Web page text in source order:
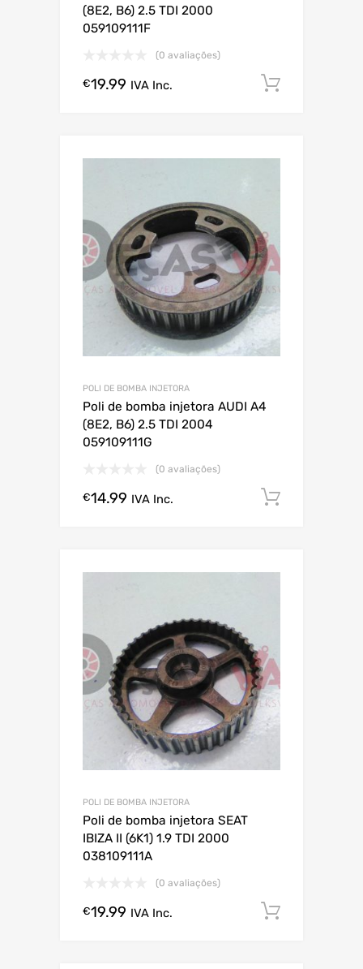
(8E2, B6) 2.5 TDI 2000
059109111F
(0 avaliações)
€19.99 IVA Inc.
POLI DE BOMBA INJETORA
Poli de bomba injetora AUDI A4
(8E2, B6) 2.5 TDI 2004
059109111G
(0 avaliações)
€14.99 IVA Inc.
POLI DE BOMBA INJETORA
Poli de bomba injetora SEAT
IBIZA II (6K1) 1.9 TDI 2000
038109111A
(0 avaliações)
€19.99 IVA Inc.